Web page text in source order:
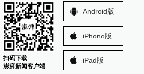
扫码下载
澎湃新闻客户端
Android版
iPhone版
iPad版